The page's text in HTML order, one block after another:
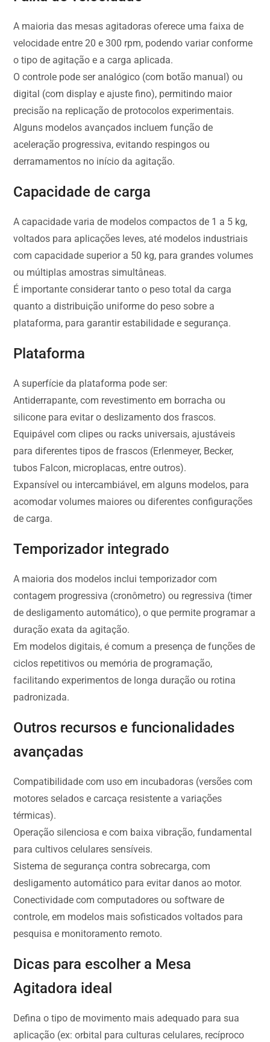
A maioria das mesas agitadoras oferece uma faixa de
velocidade entre 20 e 300 rpm, podendo variar conforme
o tipo de agitação e a carga aplicada.
O controle pode ser analógico (com botão manual) ou
digital (com display e ajuste fino), permitindo maior
precisão na replicação de protocolos experimentais.
Alguns modelos avançados incluem função de
aceleração progressiva, evitando respingos ou
derramamentos no início da agitação.
Capacidade de carga
A capacidade varia de modelos compactos de 1 a 5 kg,
voltados para aplicações leves, até modelos industriais
com capacidade superior a 50 kg, para grandes volumes
ou múltiplas amostras simultâneas.
É importante considerar tanto o peso total da carga
quanto a distribuição uniforme do peso sobre a
plataforma, para garantir estabilidade e segurança.
Plataforma
A superfície da plataforma pode ser:
Antiderrapante, com revestimento em borracha ou
silicone para evitar o deslizamento dos frascos.
Equipável com clipes ou racks universais, ajustáveis
para diferentes tipos de frascos (Erlenmeyer, Becker,
tubos Falcon, microplacas, entre outros).
Expansível ou intercambiável, em alguns modelos, para
acomodar volumes maiores ou diferentes configurações
de carga.
Temporizador integrado
A maioria dos modelos inclui temporizador com
contagem progressiva (cronômetro) ou regressiva (timer
de desligamento automático), o que permite programar a
duração exata da agitação.
Em modelos digitais, é comum a presença de funções de
ciclos repetitivos ou memória de programação,
facilitando experimentos de longa duração ou rotina
padronizada.
Outros recursos e funcionalidades
avançadas
Compatibilidade com uso em incubadoras (versões com
motores selados e carcaça resistente a variações
térmicas).
Operação silenciosa e com baixa vibração, fundamental
para cultivos celulares sensíveis.
Sistema de segurança contra sobrecarga, com
desligamento automático para evitar danos ao motor.
Conectividade com computadores ou software de
controle, em modelos mais sofisticados voltados para
pesquisa e monitoramento remoto.
Dicas para escolher a Mesa
Agitadora ideal
Defina o tipo de movimento mais adequado para sua
aplicação (ex: orbital para culturas celulares, recíproco